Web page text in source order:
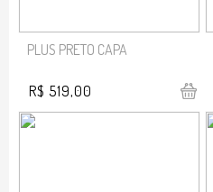
PLUS PRETO CAPA
R$ 519,00